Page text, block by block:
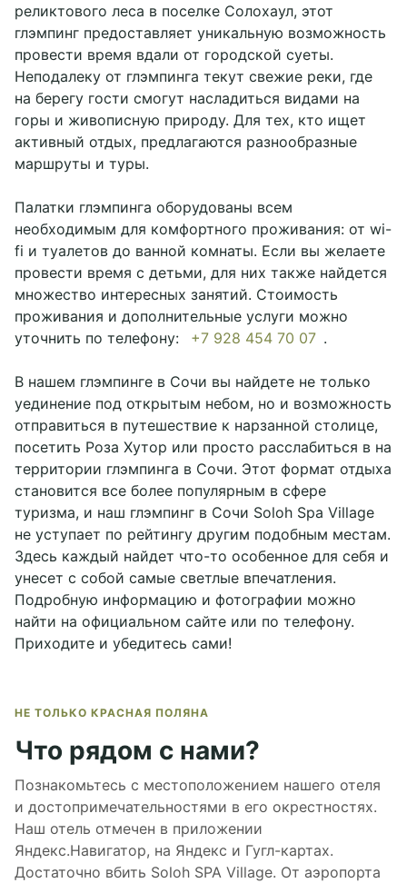
реликтового леса в поселке Солохаул, этот
глэмпинг предоставляет уникальную возможность
провести время вдали от городской суеты.
Неподалеку от глэмпинга текут свежие реки, где
на берегу гости смогут насладиться видами на
горы и живописную природу. Для тех, кто ищет
активный отдых, предлагаются разнообразные
маршруты и туры.
Палатки глэмпинга оборудованы всем
необходимым для комфортного проживания: от wi-
fi и туалетов до ванной комнаты. Если вы желаете
провести время с детьми, для них также найдется
множество интересных занятий. Стоимость
проживания и дополнительные услуги можно
уточнить по телефону:
+7 928 454 70 07 .
В нашем глэмпинге в Сочи вы найдете не только
уединение под открытым небом, но и возможность
отправиться в путешествие к нарзанной столице,
посетить Роза Хутор или просто расслабиться в на
территории глэмпинга в Сочи. Этот формат отдыха
становится все более популярным в сфере
туризма, и наш глэмпинг в Сочи Soloh Spa Village
не уступает по рейтингу другим подобным местам.
Здесь каждый найдет что-то особенное для себя и
унесет с собой самые светлые впечатления.
Подробную информацию и фотографии можно
найти на официальном сайте или по телефону.
Приходите и убедитесь сами!
НЕ ТОЛЬКО КРАСНАЯ ПОЛЯНА
Что рядом с нами?
Познакомьтесь с местоположением нашего отеля
и достопримечательностями в его окрестностях.
Наш отель отмечен в приложении
Яндекс.Навигатор, на Яндекс и Гугл-картах.
Достаточно вбить Soloh SPA Village. От аэропорта